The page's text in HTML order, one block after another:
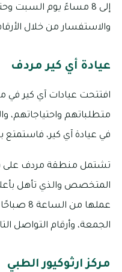
والاستفسار من خلال الأرقام التالية: 9200 283
عيادة أي كير مردف
افتتحت عيادات آي كير في
متطلباتهم واحتياجاتهم،
في عيادة آي كير، فاستمتع
تشتمل منطقة مردف على
المتخصص والذي تأهل
الجمعة، وأرقام التواصل التابعة
مركز ارثوكيور الطبي